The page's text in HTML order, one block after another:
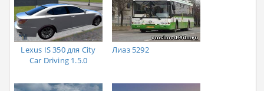
Lexus IS 350 для City
Car Driving 1.5.0
Лиаз 5292